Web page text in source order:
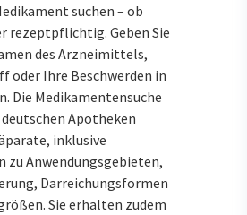
suchen – ob
rezeptpflichtig. Geben Sie
des Arzneimittels,
oder Ihre Beschwerden in
Die Medikamentensuche
Apotheken
inklusive
Anwendungsgebieten,
Darreichungsformen
Sie erhalten zudem